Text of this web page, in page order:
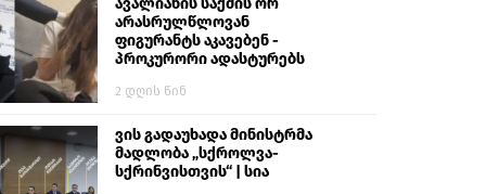
ავალიანის საქმის ორ
არასრულწლოვან
ფიგურანტს აკავებენ -
პროკურორი ადასტურებს
2 დღის წინ
ვის გადაუხადა მინისტრმა
მადლობა „სქროლვა-
სქრინვისთვის“ | სია